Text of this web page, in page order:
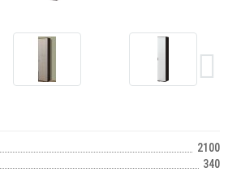
2100
340